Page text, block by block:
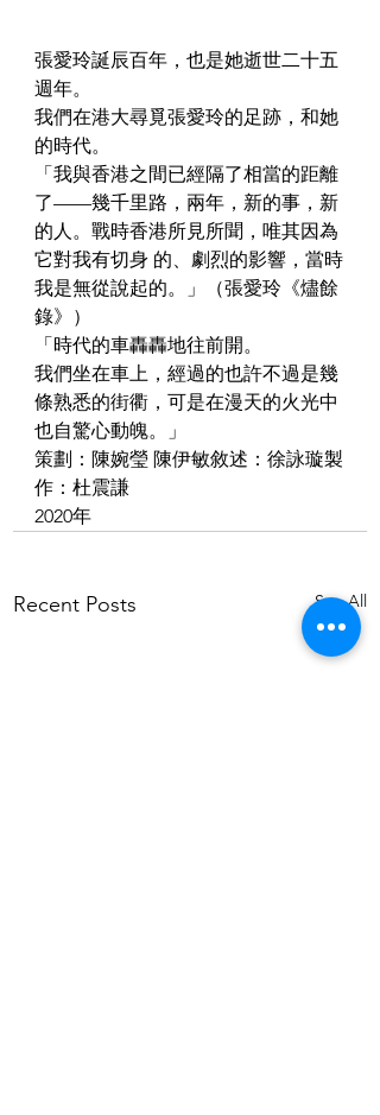
張愛玲誕辰百年，也是她逝世二十五
週年。
我們在港大尋覓張愛玲的足跡，和她
的時代。
「我與香港之間已經隔了相當的距離
了——幾千里路，兩年，新的事，新
的人。戰時香港所見所聞，唯其因為
它對我有切身 的、劇烈的影響，當時
我是無從說起的。」（張愛玲《燼餘
錄》）
「時代的車轟轟地往前開。
我們坐在車上，經過的也許不過是幾
條熟悉的街衢，可是在漫天的火光中
也自驚心動魄。」
策劃：陳婉瑩 陳伊敏敘述：徐詠璇製
作：杜震謙
2020年
Recent Posts See All